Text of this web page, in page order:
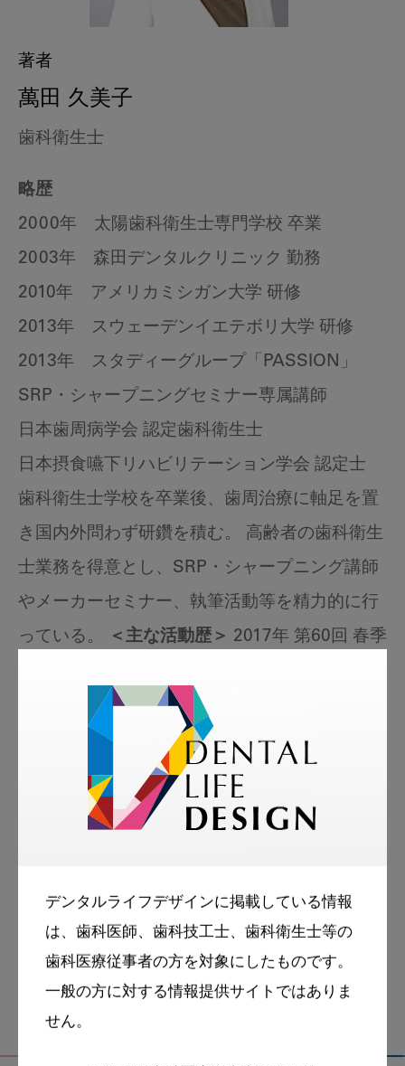
デンタルライフデザインに掲載している情報
は、歯科医師、歯科技工士、歯科衛生士等の
歯科医療従事者の方を対象にしたものです。
一般の方に対する情報提供サイトではありま
せん。
著者
萬田 久美子
歯科衛生士
略歴
2000年 太陽歯科衛生士専門学校 卒業
2003年 森田デンタルクリニック 勤務
2010年 アメリカミシガン大学 研修
2013年 スウェーデンイエテボリ大学 研修
2013年 スタディーグループ「PASSION」
SRP・シャープニングセミナー専属講師
日本歯周病学会 認定歯科衛生士
日本摂食嚥下リハビリテーション学会 認定士
歯科衛生士学校を卒業後、歯周治療に軸足を置
き国内外問わず研鑽を積む。 高齢者の歯科衛生
士業務を得意とし、SRP・シャープニング講師
やメーカーセミナー、執筆活動等を精力的に行
っている。
＜主な活動歴＞ 2017年 第60回 春季
中部歯内療法学会 学術大会 基調講演
More Smile
スマイル＋アーカイブ
動画 歯科衛生士